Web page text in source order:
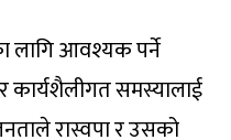
लागि आवश्यक पर्ने
कार्यशैलीगत समस्यालाई
रास्वपा र उसको